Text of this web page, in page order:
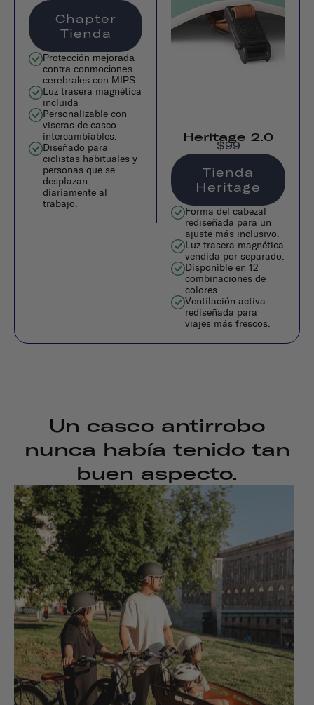
Chapter
Tienda
Protección mejorada
contra conmociones
cerebrales con MIPS
Luz trasera magnética
incluida
Personalizable con
viseras de casco
intercambiables.
Diseñado para
ciclistas habituales y
personas que se
desplazan
diariamente al
trabajo.
Heritage 2.0
$99
Tienda
Heritage
Forma del cabezal
rediseñada para un
ajuste más inclusivo.
Luz trasera magnética
vendida por separado.
Disponible en 12
combinaciones de
colores.
Ventilación activa
rediseñada para
viajes más frescos.
Un casco antirrobo
nunca había tenido tan
buen aspecto.